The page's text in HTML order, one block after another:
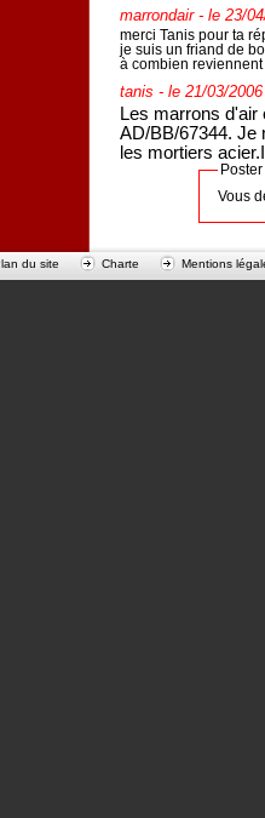
marrondair- le 23/
merci Tanis pour ta
je suis un friand de
à combien
tanis - le 21/03/
Les marrons
AD/BB/67344. Je
les mortiers
Vous
du site Charte Mentions